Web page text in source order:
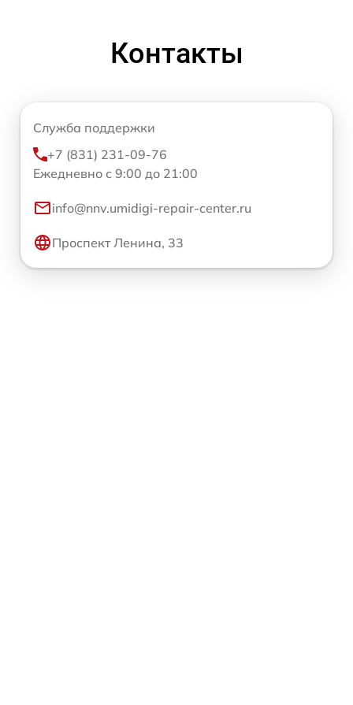
Контакты
Служба поддержки
+7 (831) 231-09-76
Ежедневно с 9:00 до 21:00
info@nnv.umidigi-repair-center.ru
Проспект Ленина, 33